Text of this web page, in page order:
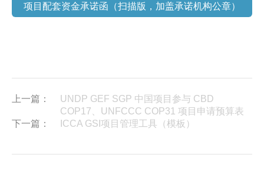
项目配套资金承诺函（扫描版，加盖承诺机构公章）
上一篇：
UNDP GEF SGP 中国项目参与 CBD
COP17、UNFCCC COP31 项目申请预算表
下一篇：
ICCA GSI项目管理工具（模板）